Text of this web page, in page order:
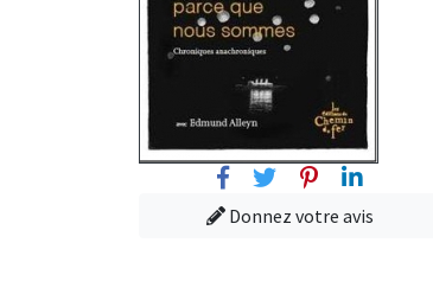
FacebookTwitterPinterest
Linkedin
Donnez votre avis